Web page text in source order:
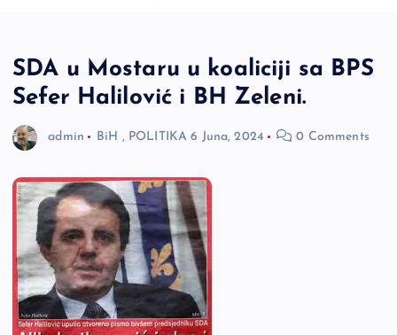
SDA u Mostaru u koaliciji sa BPS
Sefer Halilović i BH Zeleni.
admin BiH , POLITIKA 6 Juna, 2024 0 Comments